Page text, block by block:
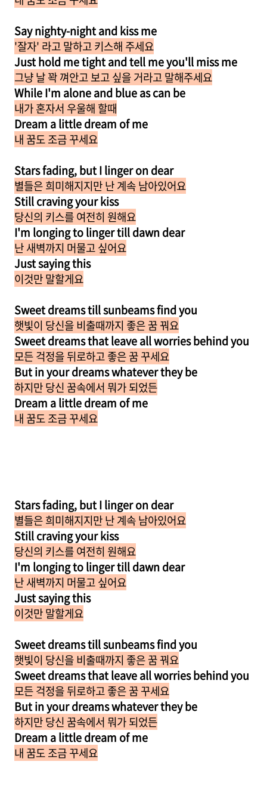
Say nighty-night and kiss me
'잘자' 라고 말하고 키스해 주세요
Just hold me tight and tell me you'll miss me
그냥 날 꽉 껴안고 보고 싶을 거라고 말해주세요
While I'm alone and blue as can be
내가 혼자서 우울해 할때
Dream a little dream of me
내 꿈도 조금 꾸세요
Stars fading, but I linger on dear
별들은 희미해지지만 난 계속 남아있어요
Still craving your kiss
당신의 키스를 여전히 원해요
I'm longing to linger till dawn dear
난 새벽까지 머물고 싶어요
Just saying this
이것만 말할게요
Sweet dreams till sunbeams find you
햇빛이 당신을 비출때까지 좋은 꿈 꿔요
Sweet dreams that leave all worries behind you
모든 걱정을 뒤로하고 좋은 꿈 꾸세요
But in your dreams whatever they be
하지만 당신 꿈속에서 뭐가 되었든
Dream a little dream of me
내 꿈도 조금 꾸세요
Stars fading, but I linger on dear
별들은 희미해지지만 난 계속 남아있어요
Still craving your kiss
당신의 키스를 여전히 원해요
I'm longing to linger till dawn dear
난 새벽까지 머물고 싶어요
Just saying this
이것만 말할게요
Sweet dreams till sunbeams find you
햇빛이 당신을 비출때까지 좋은 꿈 꿔요
Sweet dreams that leave all worries behind you
모든 걱정을 뒤로하고 좋은 꿈 꾸세요
But in your dreams whatever they be
하지만 당신 꿈속에서 뭐가 되었든
Dream a little dream of me
내 꿈도 조금 꾸세요